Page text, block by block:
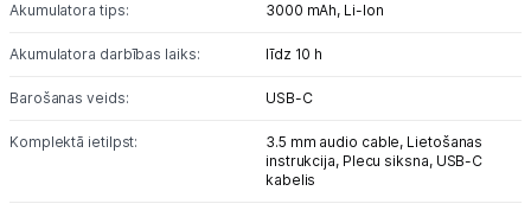
Austiņas
Bezvadu skaļruņi
Akumulatora tips: 3000 mAh, Li-lon
Akumulatora darbības laiks: līdz 10 h
Barošanas veids: USB-C
Komplektā ietilpst: 3.5 mm audio cable, Lietošanas
instrukcija, Plecu siksna, USB-C
kabelis